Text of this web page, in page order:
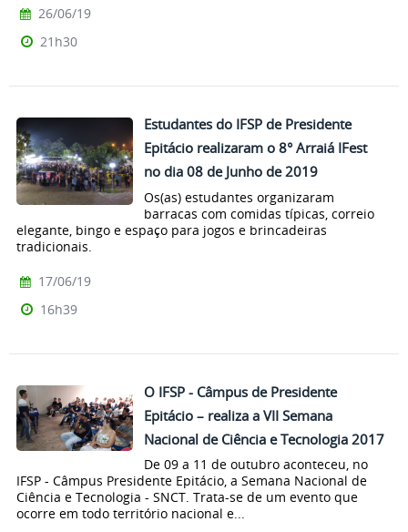
26/06/19
21h30
Estudantes do IFSP de Presidente
Epitácio realizaram o 8° Arraiá IFest
no dia 08 de Junho de 2019
Os(as) estudantes organizaram
barracas com comidas típicas, correio
elegante, bingo e espaço para jogos e brincadeiras
tradicionais.
17/06/19
16h39
O IFSP - Câmpus de Presidente
Epitácio – realiza a VII Semana
Nacional de Ciência e Tecnologia 2017
De 09 a 11 de outubro aconteceu, no
IFSP - Câmpus Presidente Epitácio, a Semana Nacional de
Ciência e Tecnologia - SNCT. Trata-se de um evento que
ocorre em todo território nacional e...